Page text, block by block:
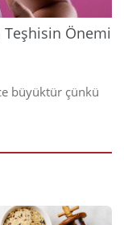
Teşhisin Önemi
büyüktür çünkü